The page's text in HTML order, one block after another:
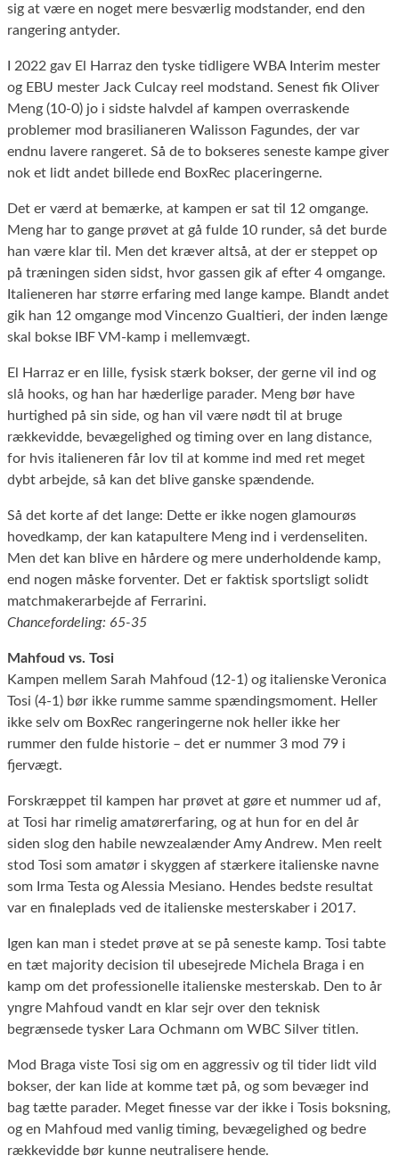
sig at være en noget mere besværlig modstander, end den
rangering antyder.
I 2022 gav El Harraz den tyske tidligere WBA Interim mester
og EBU mester Jack Culcay reel modstand. Senest fik Oliver
Meng (10-0) jo i sidste halvdel af kampen overraskende
problemer mod brasilianeren Walisson Fagundes, der var
endnu lavere rangeret. Så de to bokseres seneste kampe giver
nok et lidt andet billede end BoxRec placeringerne.
Det er værd at bemærke, at kampen er sat til 12 omgange.
Meng har to gange prøvet at gå fulde 10 runder, så det burde
han være klar til. Men det kræver altså, at der er steppet op
på træningen siden sidst, hvor gassen gik af efter 4 omgange.
Italieneren har større erfaring med lange kampe. Blandt andet
gik han 12 omgange mod Vincenzo Gualtieri, der inden længe
skal bokse IBF VM-kamp i mellemvægt.
El Harraz er en lille, fysisk stærk bokser, der gerne vil ind og
slå hooks, og han har hæderlige parader. Meng bør have
hurtighed på sin side, og han vil være nødt til at bruge
rækkevidde, bevægelighed og timing over en lang distance,
for hvis italieneren får lov til at komme ind med ret meget
dybt arbejde, så kan det blive ganske spændende.
Så det korte af det lange: Dette er ikke nogen glamourøs
hovedkamp, der kan katapultere Meng ind i verdenseliten.
Men det kan blive en hårdere og mere underholdende kamp,
end nogen måske forventer. Det er faktisk sportsligt solidt
matchmakerarbejde af Ferrarini.
Chancefordeling: 65-35
Mahfoud vs. Tosi
Kampen mellem Sarah Mahfoud (12-1) og italienske Veronica
Tosi (4-1) bør ikke rumme samme spændingsmoment. Heller
ikke selv om BoxRec rangeringerne nok heller ikke her
rummer den fulde historie – det er nummer 3 mod 79 i
fjervægt.
Forskræppet til kampen har prøvet at gøre et nummer ud af,
at Tosi har rimelig amatørerfaring, og at hun for en del år
siden slog den habile newzealænder Amy Andrew. Men reelt
stod Tosi som amatør i skyggen af stærkere italienske navne
som Irma Testa og Alessia Mesiano. Hendes bedste resultat
var en finaleplads ved de italienske mesterskaber i 2017.
Igen kan man i stedet prøve at se på seneste kamp. Tosi tabte
en tæt majority decision til ubesejrede Michela Braga i en
kamp om det professionelle italienske mesterskab. Den to år
yngre Mahfoud vandt en klar sejr over den teknisk
begrænsede tysker Lara Ochmann om WBC Silver titlen.
Mod Braga viste Tosi sig om en aggressiv og til tider lidt vild
bokser, der kan lide at komme tæt på, og som bevæger ind
bag tætte parader. Meget finesse var der ikke i Tosis boksning,
og en Mahfoud med vanlig timing, bevægelighed og bedre
rækkevidde bør kunne neutralisere hende.